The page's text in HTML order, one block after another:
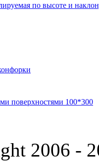
по высоте и
поверхностями 100*300
2006 -